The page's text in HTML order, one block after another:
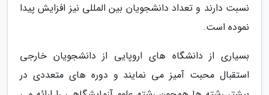
نسبت دارند و تعداد دانشجویان بین المللی نیز افزایش پیدا
نموده است.
بسیاری از دانشگاه های اروپایی از دانشجویان خارجی
استقبال محبت آمیز می نمایند و دوره های متعددی در